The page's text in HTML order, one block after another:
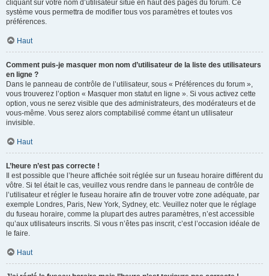
cliquant sur votre nom d’utilisateur situé en haut des pages du forum. Ce
système vous permettra de modifier tous vos paramètres et toutes vos
préférences.
Haut
Comment puis-je masquer mon nom d’utilisateur de la liste des utilisateurs
en ligne ?
Dans le panneau de contrôle de l’utilisateur, sous « Préférences du forum »,
vous trouverez l’option « Masquer mon statut en ligne ». Si vous activez cette
option, vous ne serez visible que des administrateurs, des modérateurs et de
vous-même. Vous serez alors comptabilisé comme étant un utilisateur
invisible.
Haut
L’heure n’est pas correcte !
Il est possible que l’heure affichée soit réglée sur un fuseau horaire différent du
vôtre. Si tel était le cas, veuillez vous rendre dans le panneau de contrôle de
l’utilisateur et régler le fuseau horaire afin de trouver votre zone adéquate, par
exemple Londres, Paris, New York, Sydney, etc. Veuillez noter que le réglage
du fuseau horaire, comme la plupart des autres paramètres, n’est accessible
qu’aux utilisateurs inscrits. Si vous n’êtes pas inscrit, c’est l’occasion idéale de
le faire.
Haut